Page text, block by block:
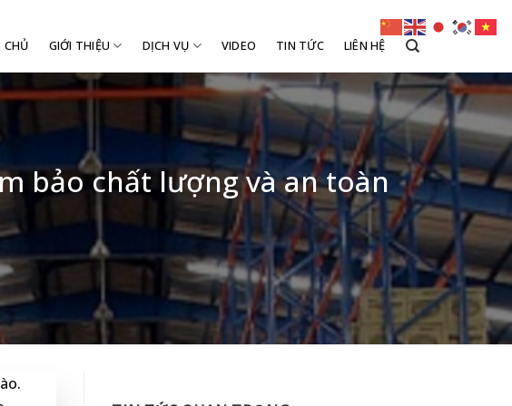
CHỦ GIỚI THIỆU DỊCH VỤ VIDEO TIN TỨC LIÊN HỆ
bảo chất lượng và an toàn